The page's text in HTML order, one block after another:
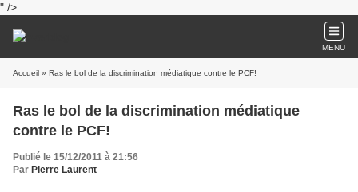
" />
MENU
Accueil » Ras le bol de la discrimination médiatique contre le PCF!
Ras le bol de la discrimination médiatique
contre le PCF!
Publié le 15/12/2011 à 21:56
Par Pierre Laurent